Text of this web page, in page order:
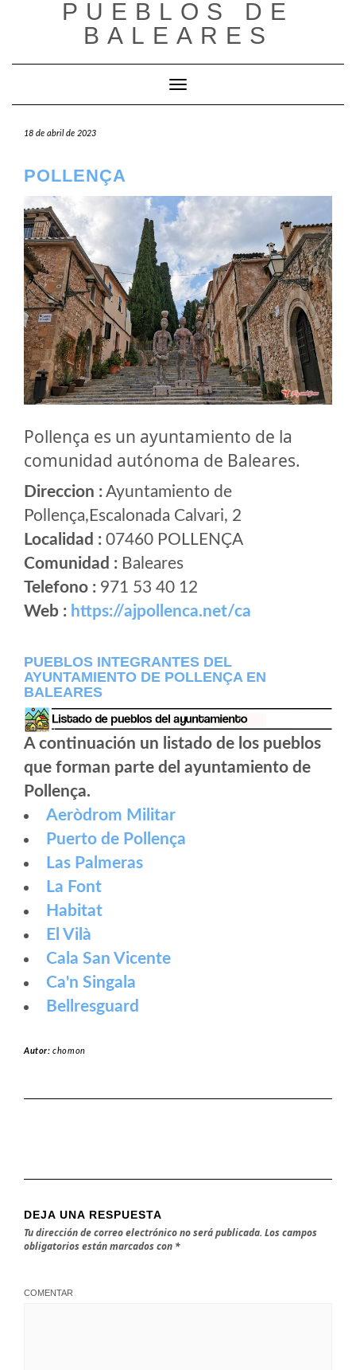
PUEBLOS DE
BALEARES
Cambiar modo de navegación
18 de abril de 2023
POLLENÇA
Pollença es un ayuntamiento de la
comunidad autónoma de Baleares.
Direccion :Ayuntamiento de
Pollença,Escalonada Calvari, 2
Localidad : 07460 POLLENÇA
Comunidad : Baleares
Telefono : 971 53 40 12
Web : https://ajpollenca.net/ca
PUEBLOS INTEGRANTES DEL
AYUNTAMIENTO DE POLLENÇA EN
BALEARES
A continuación un listado de los pueblos
que forman parte del ayuntamiento de
Pollença.
Aeròdrom Militar
Puerto de Pollença
Las Palmeras
La Font
Habitat
El Vilà
Cala San Vicente
Ca'n Singala
Bellresguard
Autor:chomon
DEJA UNA RESPUESTA
Tu dirección de correo electrónico no será publicada. Los campos
obligatorios están marcados con *
COMENTAR